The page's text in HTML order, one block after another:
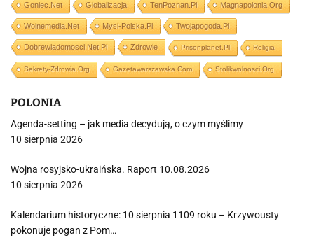
Goniec.net Globalizacja TenPoznan.pl Magnapolonia.org
Wolnemedia.net Mysl-Polska.pl Twojapogoda.pl
Dobrewiadomosci.net.pl Zdrowie Prisonplanet.pl Religia
Sekrety-Zdrowia.org Gazetawarszawska.com Stolikwolnosci.org
POLONIA
Agenda-setting – jak media decydują, o czym myślimy
10 sierpnia 2026
Wojna rosyjsko-ukraińska. Raport 10.08.2026
10 sierpnia 2026
Kalendarium historyczne: 10 sierpnia 1109 roku – Krzywousty
pokonuje pogan z Pom…